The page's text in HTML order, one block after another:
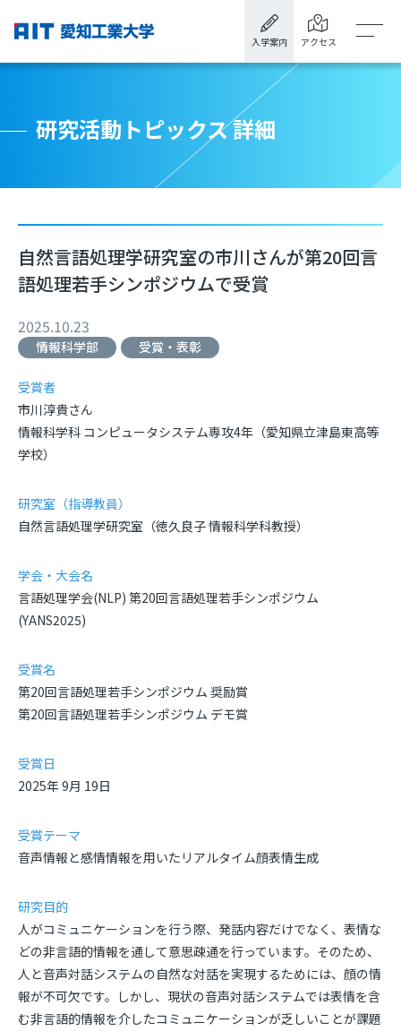
入学案内 アクセス
研究活動トピックス 詳細
自然言語処理学研究室の市川さんが第20回言
語処理若手シンポジウムで受賞
2025.10.23
情報科学部 受賞・表彰
受賞者
市川淳貴さん
情報科学科 コンピュータシステム専攻4年（愛知県立津島東高等
学校）
研究室（指導教員）
自然言語処理学研究室（徳久良子 情報科学科教授）
学会・大会名
言語処理学会(NLP) 第20回言語処理若手シンポジウム
(YANS2025)
受賞名
第20回言語処理若手シンポジウム 奨励賞
第20回言語処理若手シンポジウム デモ賞
受賞日
2025年9月 19日
受賞テーマ
音声情報と感情情報を用いたリアルタイム顔表情生成
研究目的
人がコミュニケーションを行う際、発話内容だけでなく、表情な
どの非言語的情報を通して意思疎通を行っています。そのため、
人と音声対話システムの自然な対話を実現するためには、顔の情
報が不可欠です。しかし、現状の音声対話システムでは表情を含
む非言語的情報を介したコミュニケーションが乏しいことが課題